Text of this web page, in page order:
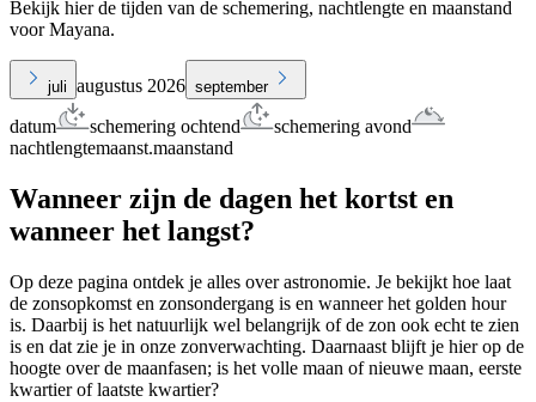
Bekijk hier de tijden van de schemering, nachtlengte en maanstand
voor Mayana.
juli augustus 2026 september
datum schemering ochtend
schemering avond
nachtlengtemaanst.maanstand
Wanneer zijn de dagen het kortst en
wanneer het langst?
Op deze pagina ontdek je alles over astronomie. Je bekijkt hoe laat
de zonsopkomst en zonsondergang is en wanneer het golden hour
is. Daarbij is het natuurlijk wel belangrijk of de zon ook echt te zien
is en dat zie je in onze zonverwachting. Daarnaast blijft je hier op de
hoogte over de maanfasen; is het volle maan of nieuwe maan, eerste
kwartier of laatste kwartier?